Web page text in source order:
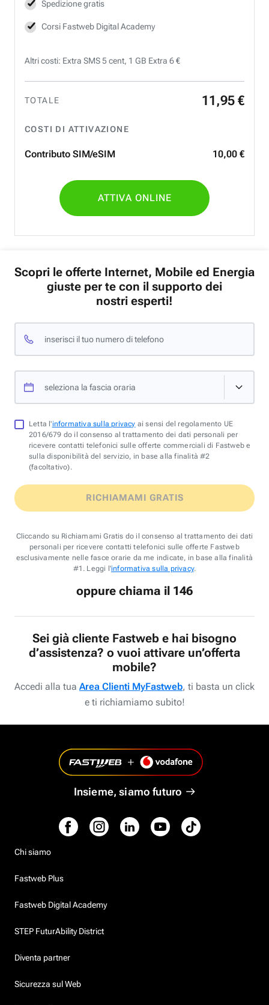
Spedizione gratis
Corsi Fastweb Digital Academy
Altri costi: Extra SMS 5 cent, 1 GB Extra 6 €
TOTALE 11 ,95 €
COSTI DI ATTIVAZIONE
Contributo SIM/eSIM 10,00 €
ATTIVA ONLINE
Scopri le offerte Internet, Mobile ed Energia
giuste per te con il supporto dei
nostri esperti!
inserisci il tuo numero di telefono
seleziona la fascia oraria
Letta l'informativa sulla privacy ai sensi del regolamento UE
2016/679 do il consenso al trattamento dei dati personali per
ricevere contatti telefonici sulle offerte commerciali di Fastweb e
sulla disponibilità del servizio, in base alla finalità #2
(facoltativo).
RICHIAMAMI GRATIS
Cliccando su Richiamami Gratis do il consenso al trattamento dei dati
personali per ricevere contatti telefonici sulle offerte Fastweb
esclusivamente nelle fasce orarie da me indicate, in base alla finalità
#1. Leggi l'informativa sulla privacy.
oppure chiama il 146
Sei già cliente Fastweb e hai bisogno
d’assistenza? o vuoi attivare un’offerta
mobile?
Accedi alla tua Area Clienti MyFastweb, ti basta un click
e ti richiamiamo subito!
Insieme, siamo futuro
Chi siamo
Fastweb Plus
Fastweb Digital Academy
STEP FuturAbility District
Diventa partner
Sicurezza sul Web